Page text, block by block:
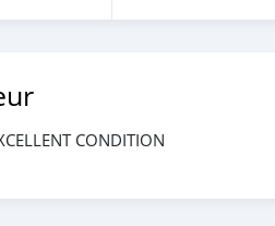
CONDITION